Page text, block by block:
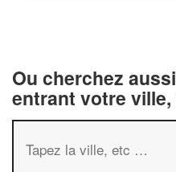
Ou cherchez
entrant votre